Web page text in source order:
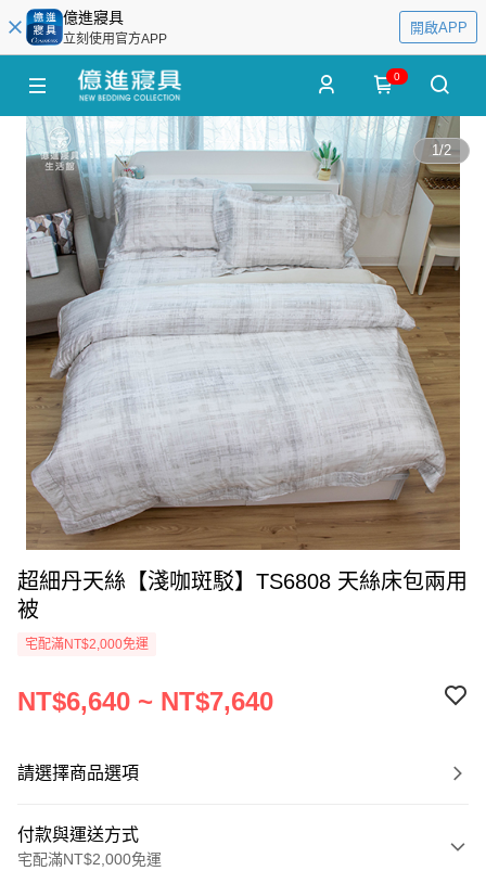
億進寢具
立刻使用官方APP
開啟APP
0
1/2
超細丹天絲【淺咖斑駁】TS6808 天絲床包兩用
被
宅配滿NT$2,000免運
NT$6,640 ~ NT$7,640
請選擇商品選項
付款與運送方式
宅配滿NT$2,000免運